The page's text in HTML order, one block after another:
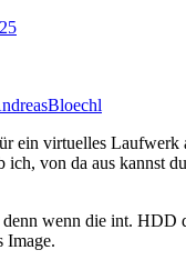
ein virtuelles Laufwerk
von da aus kannst
wenn die int. HDD
Image.